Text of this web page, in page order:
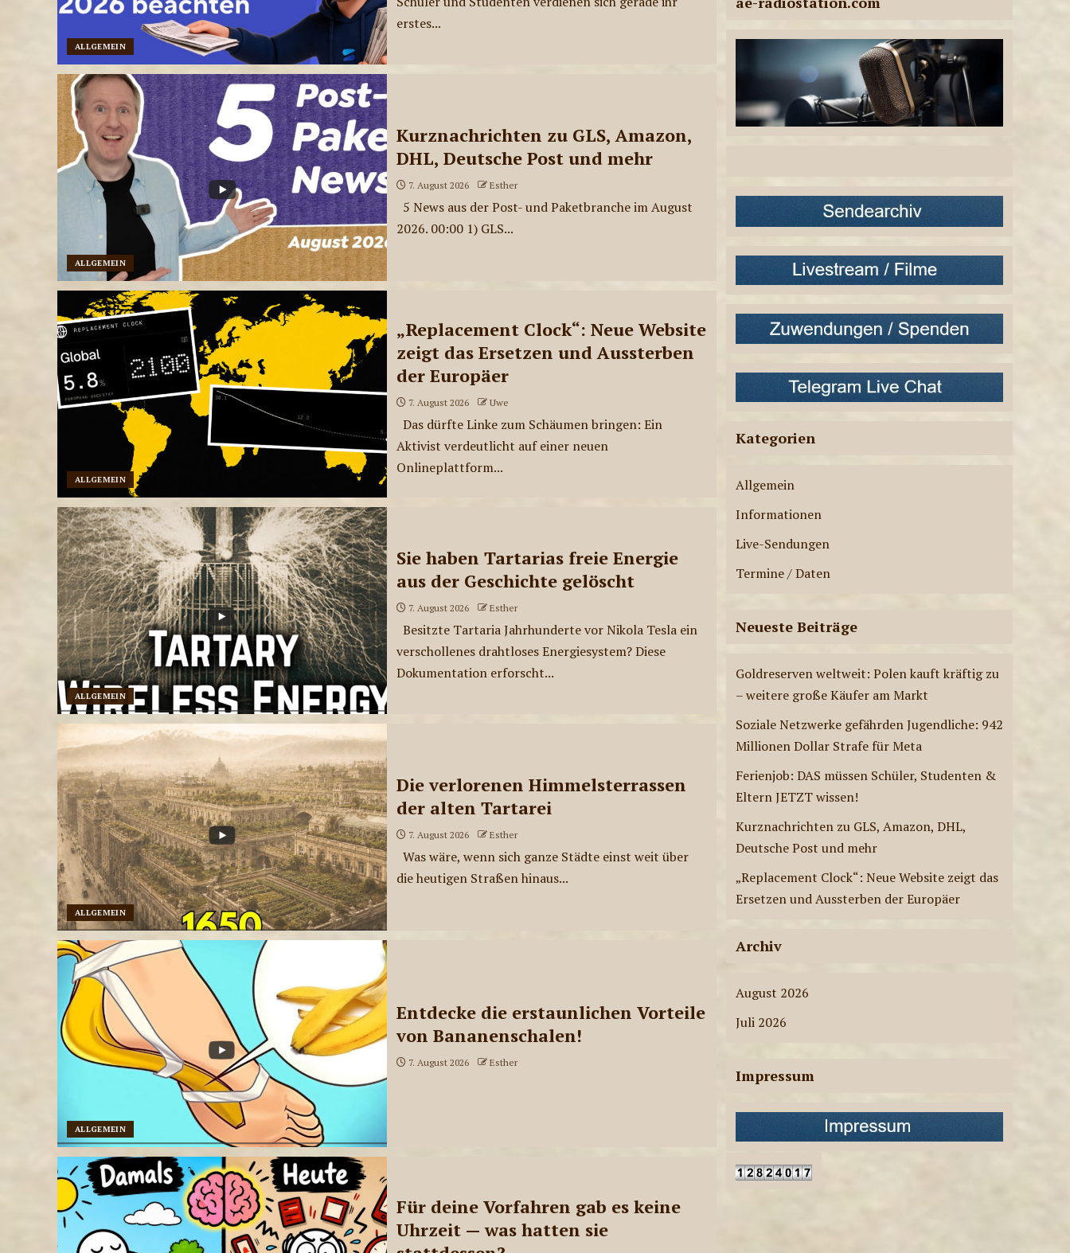
1
Sendungen am
07.08.2026
LIVE-SENDUNGEN
ae-radiostation Live-
Sendungen am
05.08.2026
LIVE-SENDUNGEN
Sendungen am
04.08.2026
5
6
LIVE-SENDUNGEN
ae-radiostation Live-
Sendungen am
30.07.2026
8
LIVE-SENDUNGEN
29.07.2026
ae-radiostation Live-
11
ae-radiostation Live-
Sendungen am
ALLGEMEIN
erstes...
ALLGEMEIN
Kurznachrichten zu GLS, Amazon,
DHL, Deutsche Post und mehr
7. August 2026 Esther
5 News aus der Post- und Paketbranche im August
2026. 00:00 1) GLS...
ALLGEMEIN
„Replacement Clock“: Neue Website
zeigt das Ersetzen und Aussterben
der Europäer
7. August 2026 Uwe
Das dürfte Linke zum Schäumen bringen: Ein
Aktivist verdeutlicht auf einer neuen
Onlineplattform...
ALLGEMEIN
Sie haben Tartarias freie Energie
aus der Geschichte gelöscht
7. August 2026 Esther
Besitzte Tartaria Jahrhunderte vor Nikola Tesla ein
verschollenes drahtloses Energiesystem? Diese
Dokumentation erforscht...
ALLGEMEIN
Die verlorenen Himmelsterrassen
der alten Tartarei
7. August 2026 Esther
Was wäre, wenn sich ganze Städte einst weit über
die heutigen Straßen hinaus...
ALLGEMEIN
Entdecke die erstaunlichen Vorteile
von Bananenschalen!
7. August 2026 Esther
Für deine Vorfahren gab es keine
Uhrzeit — was hatten sie
Kategorien
Allgemein
Informationen
Live-Sendungen
Termine / Daten
Neueste Beiträge
Goldreserven weltweit: Polen kauft kräftig zu
– weitere große Käufer am Markt
Soziale Netzwerke gefährden Jugendliche: 942
Millionen Dollar Strafe für Meta
Ferienjob: DAS müssen Schüler, Studenten &
Eltern JETZT wissen!
Kurznachrichten zu GLS, Amazon, DHL,
Deutsche Post und mehr
„Replacement Clock“: Neue Website zeigt das
Ersetzen und Aussterben der Europäer
Archiv
August 2026
Juli 2026
Impressum